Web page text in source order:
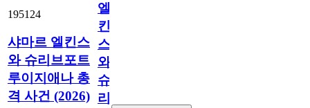
195124
샤마르 엘킨스
와 슈리브포트
루이지애나 총
격 사건 (2026)
엘
킨
스
와
슈
리